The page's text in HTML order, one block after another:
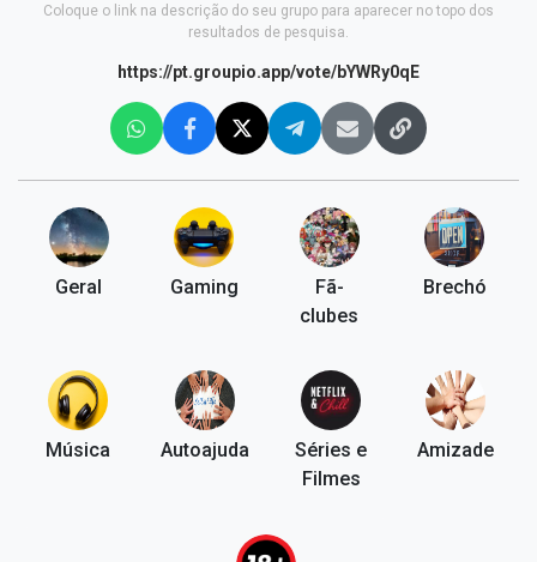
Coloque o link na descrição do seu grupo para aparecer no topo dos
resultados de pesquisa.
https://pt.groupio.app/vote/bYWRy0qE
Geral Gaming
Fã-
clubes
Brechó
Música Autoajuda
Séries e
Filmes
Amizade